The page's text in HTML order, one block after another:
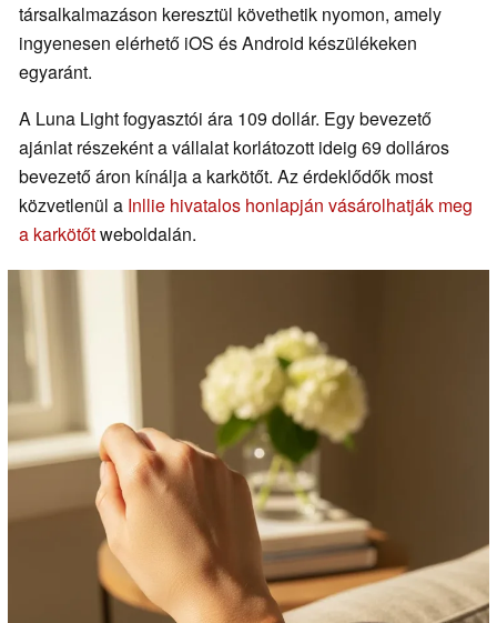
társalkalmazáson keresztül követhetik nyomon, amely
ingyenesen elérhető iOS és Android készülékeken
egyaránt.
A Luna Light fogyasztói ára 109 dollár. Egy bevezető
ajánlat részeként a vállalat korlátozott ideig 69 dolláros
bevezető áron kínálja a karkötőt. Az érdeklődők most
közvetlenül a Inllie hivatalos honlapján vásárolhatják meg
a karkötőtweboldalán.